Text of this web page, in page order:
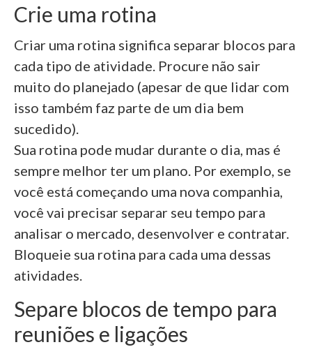
Crie uma rotina
Criar uma rotina significa separar blocos para
cada tipo de atividade. Procure não sair
muito do planejado (apesar de que lidar com
isso também faz parte de um dia bem
sucedido).
Sua rotina pode mudar durante o dia, mas é
sempre melhor ter um plano. Por exemplo, se
você está começando uma nova companhia,
você vai precisar separar seu tempo para
analisar o mercado, desenvolver e contratar.
Bloqueie sua rotina para cada uma dessas
atividades.
Separe blocos de tempo para
reuniões e ligações